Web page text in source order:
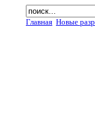
Главная Новые